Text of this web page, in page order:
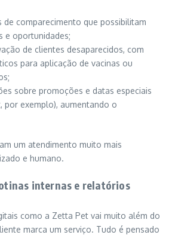
de comparecimento que possibilitam
e oportunidades;
de clientes desaparecidos, com
para aplicação de vacinas ou
sobre promoções e datas especiais
por exemplo), aumentando o
um atendimento muito mais
e humano.
internas e relatórios
como a Zetta Pet vai muito além do
marca um serviço. Tudo é pensado